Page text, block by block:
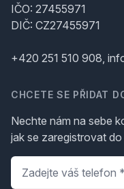
IČO: 27455971
DIČ: CZ27455971
+420 251 510 908,
CHCETE SE PŘIDAT
Nechte nám na sebe
jak se zaregistrovat
Telefon